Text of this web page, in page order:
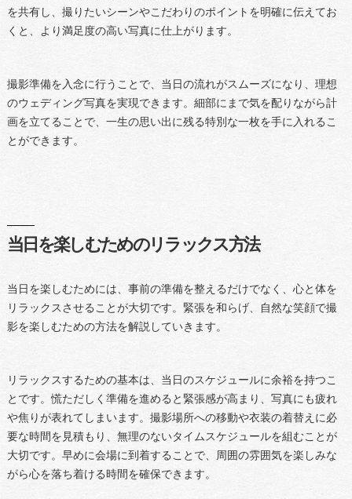
を共有し、撮りたいシーンやこだわりのポイントを明確に伝えてお
くと、より満足度の高い写真に仕上がります。
撮影準備を入念に行うことで、当日の流れがスムーズになり、理想
のウェディング写真を実現できます。細部にまで気を配りながら計
画を立てることで、一生の思い出に残る特別な一枚を手に入れるこ
とができます。
当日を楽しむためのリラックス方法
当日を楽しむためには、事前の準備を整えるだけでなく、心と体を
リラックスさせることが大切です。緊張を和らげ、自然な笑顔で撮
影を楽しむための方法を解説していきます。
リラックスするための基本は、当日のスケジュールに余裕を持つこ
とです。慌ただしく準備を進めると緊張感が高まり、写真にも疲れ
や焦りが表れてしまいます。撮影場所への移動や衣装の着替えに必
要な時間を見積もり、無理のないタイムスケジュールを組むことが
大切です。早めに会場に到着することで、周囲の雰囲気を楽しみな
がら心を落ち着ける時間を確保できます。